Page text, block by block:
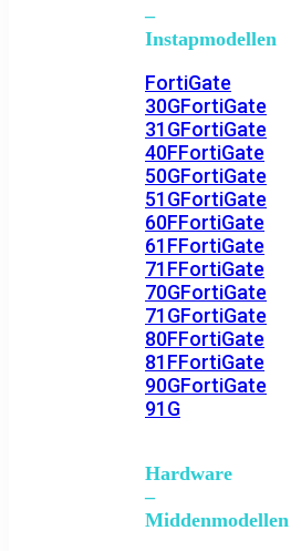
–
Instapmodellen
FortiGate
30GFortiGate
31GFortiGate
40FFortiGate
50GFortiGate
51GFortiGate
60FFortiGate
61FFortiGate
71FFortiGate
70GFortiGate
71GFortiGate
80FFortiGate
81FFortiGate
90GFortiGate
91G
Hardware
–
Middenmodellen